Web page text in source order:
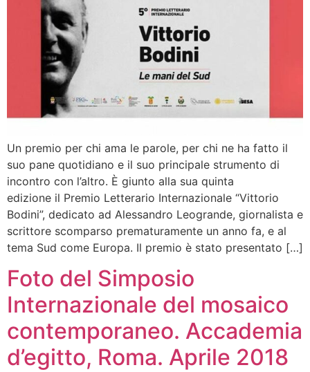
Un premio per chi ama le parole, per chi ne ha fatto il
suo pane quotidiano e il suo principale strumento di
incontro con l’altro. È giunto alla sua quinta
edizione il Premio Letterario Internazionale “Vittorio
Bodini”, dedicato ad Alessandro Leogrande, giornalista e
scrittore scomparso prematuramente un anno fa, e al
tema Sud come Europa. Il premio è stato presentato […]
Foto del Simposio
Internazionale del mosaico
contemporaneo. Accademia
d’egitto, Roma. Aprile 2018